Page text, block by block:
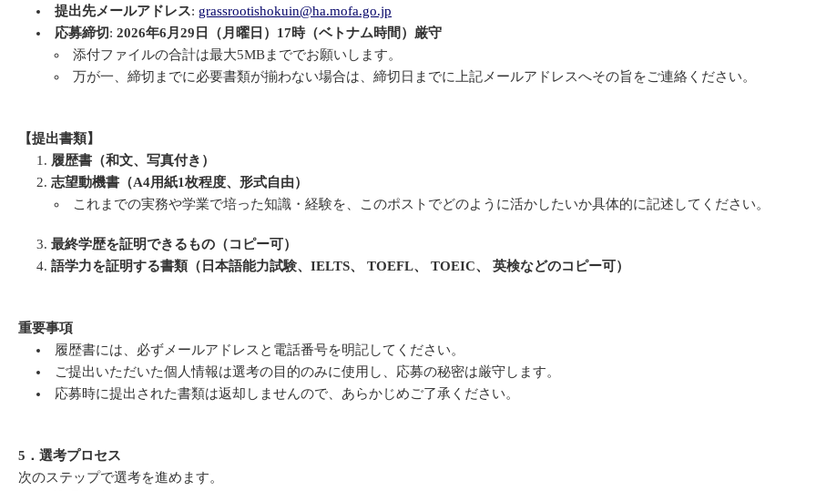
提出先メールアドレス: grassrootishokuin@ha.mofa.go.jp
応募締切:2026年6月29日（月曜日）17時（ベトナム時間）厳守
添付ファイルの合計は最大5MBまででお願いします。
万が一、締切までに必要書類が揃わない場合は、締切日までに上記メールアドレスへその旨をご連絡ください。
【提出書類】
履歴書（和文、写真付き）
志望動機書（A4用紙1枚程度、形式自由）
これまでの実務や学業で培った知識・経験を、このポストでどのように活かしたいか具体的に記述してください。
最終学歴を証明できるもの（コピー可）
語学力を証明する書類（日本語能力試験、IELTS、 TOEFL、 TOEIC、 英検などのコピー可）
重要事項
履歴書には、必ずメールアドレスと電話番号を明記してください。
ご提出いただいた個人情報は選考の目的のみに使用し、応募の秘密は厳守します。
応募時に提出された書類は返却しませんので、あらかじめご了承ください。
5．選考プロセス
次のステップで選考を進めます。